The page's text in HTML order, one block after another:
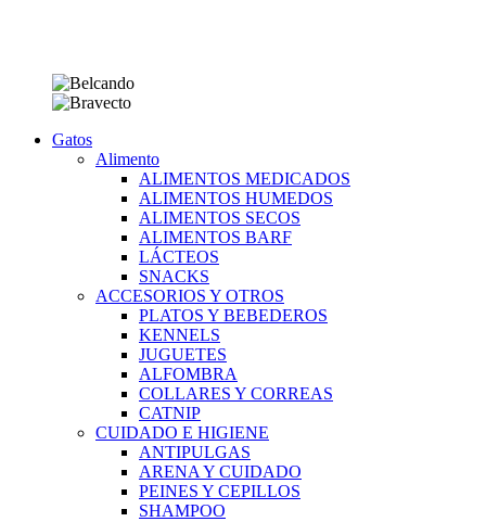
Gatos
Alimento
ALIMENTOS MEDICADOS
ALIMENTOS HUMEDOS
ALIMENTOS SECOS
ALIMENTOS BARF
LÁCTEOS
SNACKS
ACCESORIOS Y OTROS
PLATOS Y BEBEDEROS
KENNELS
JUGUETES
ALFOMBRA
COLLARES Y CORREAS
CATNIP
CUIDADO E HIGIENE
ANTIPULGAS
ARENA Y CUIDADO
PEINES Y CEPILLOS
SHAMPOO